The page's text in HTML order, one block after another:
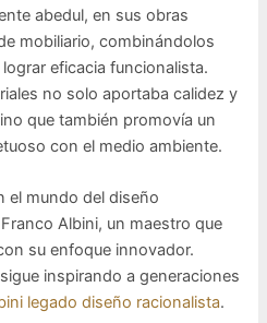
abedul, en sus obras
mobiliario, combinándolos
eficacia funcionalista.
no solo aportaba calidez y
que también promovía un
con el medio ambiente.
el mundo del diseño
Albini, un maestro que
su enfoque innovador.
inspirando a generaciones
legado diseño racionalista.